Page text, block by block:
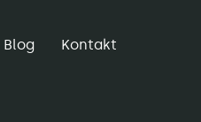
Blog Kontakt